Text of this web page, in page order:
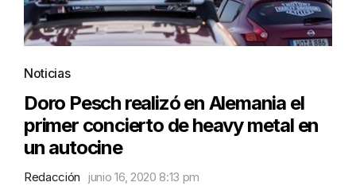
Noticias
Doro Pesch realizó en Alemania el
primer concierto de heavy metal en
un autocine
Redacción junio 16, 2020 8:13 pm